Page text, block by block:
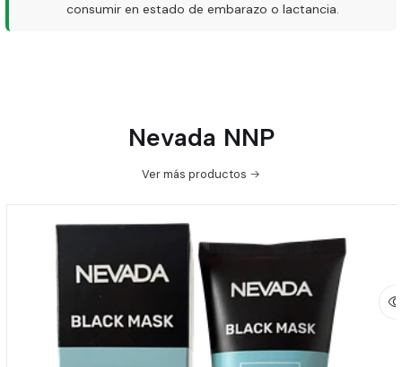
consumir en estado de embarazo o lactancia.
Nevada NNP
Ver más productos